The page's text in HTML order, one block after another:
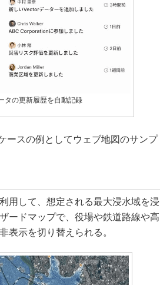
タの更新履歴を自動記録
スの例としてウェブ地図のサンプ
用して、想定される最大浸水域を浸
ードマップで、役場や鉄道路線や高
表示を切り替えられる。